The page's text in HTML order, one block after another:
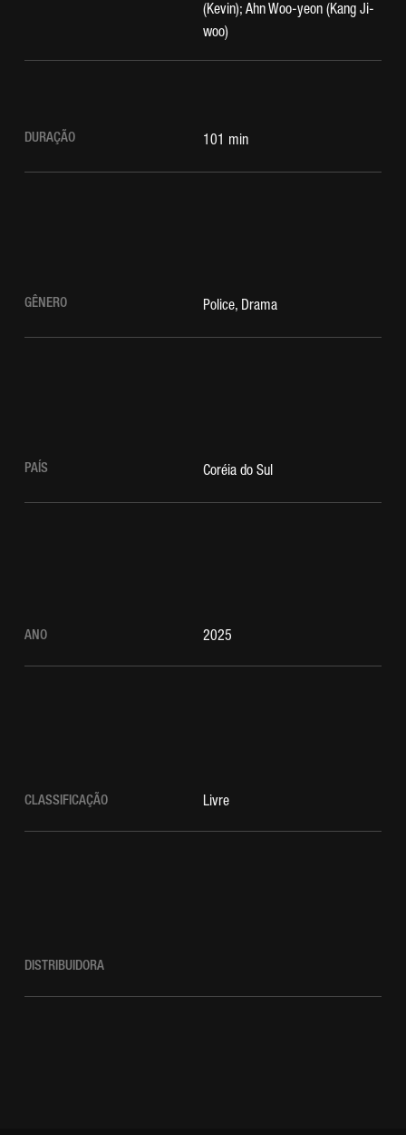
(Kevin); Ahn Woo-yeon (Kang Ji-
woo)
DURAÇÃO 101 min
GÊNERO Police, Drama
PAÍS Coréia do Sul
ANO 2025
CLASSIFICAÇÃO Livre
DISTRIBUIDORA